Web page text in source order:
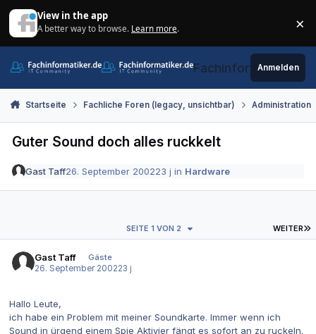
View in the app
A better way to browse. Learn more. ×
Fachinformatiker.de
Anmelden
Startseite Fachliche Foren (legacy, unsichtbar) Administration
Guter Sound doch alles ruckkelt
Gast Taff26. September 200223 j in Hardware
WEITER
SEITE 1 VON 2
Gast Taff
Gäste
26. September 200223 j
Hallo Leute,
ich habe ein Problem mit meiner Soundkarte. Immer wenn ich
Sound in ürgend einem Spie Aktivier fängt es sofort an zu ruckeln.